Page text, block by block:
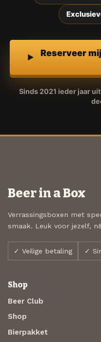
Reserveer
Sinds 2021 ieder jaar
Beer in a Box
Verrassingsboxen met
smaak. Leuk voor jezelf,
✓ Veilige betaling ✓
Shop
Beer Club
Shop
Bierpakket